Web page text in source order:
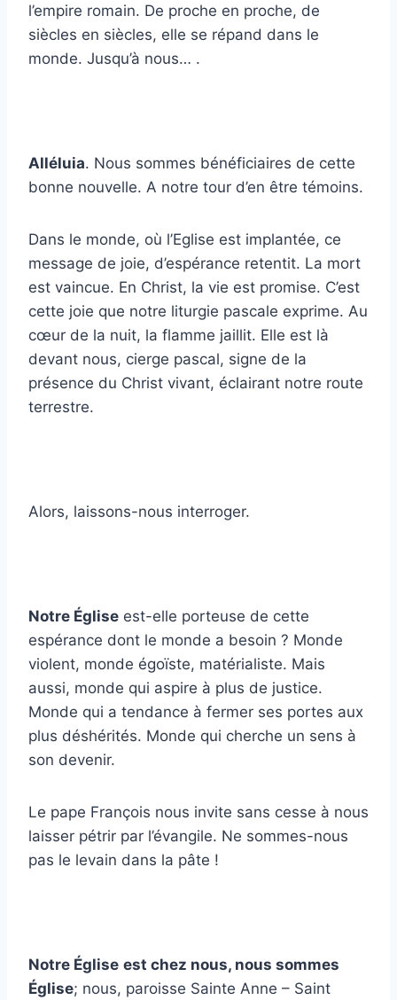
l’empire romain. De proche en proche, de
siècles en siècles, elle se répand dans le
monde. Jusqu’à nous… .
Alléluia. Nous sommes bénéficiaires de cette
bonne nouvelle. A notre tour d’en être témoins.
Dans le monde, où l’Eglise est implantée, ce
message de joie, d’espérance retentit. La mort
est vaincue. En Christ, la vie est promise. C’est
cette joie que notre liturgie pascale exprime. Au
cœur de la nuit, la flamme jaillit. Elle est là
devant nous, cierge pascal, signe de la
présence du Christ vivant, éclairant notre route
terrestre.
Alors, laissons-nous interroger.
Notre Église est-elle porteuse de cette
espérance dont le monde a besoin ? Monde
violent, monde égoïste, matérialiste. Mais
aussi, monde qui aspire à plus de justice.
Monde qui a tendance à fermer ses portes aux
plus déshérités. Monde qui cherche un sens à
son devenir.
Le pape François nous invite sans cesse à nous
laisser pétrir par l’évangile. Ne sommes-nous
pas le levain dans la pâte !
Notre Église est chez nous, nous sommes
Église; nous, paroisse Sainte Anne – Saint